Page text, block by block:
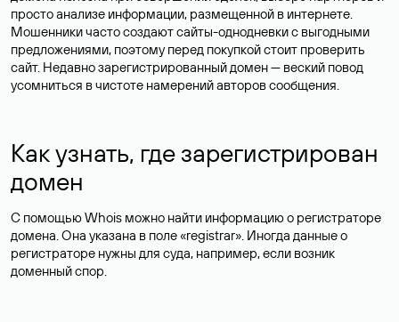
просто анализе информации, размещенной в интернете.
Мошенники часто создают сайты-однодневки с выгодными
предложениями, поэтому перед покупкой стоит проверить
сайт. Недавно зарегистрированный домен — веский повод
усомниться в чистоте намерений авторов сообщения.
Как узнать, где зарегистрирован
домен
С помощью Whois можно найти информацию о регистраторе
домена. Она указана в поле «registrar». Иногда данные о
регистраторе нужны для суда, например, если возник
доменный спор.